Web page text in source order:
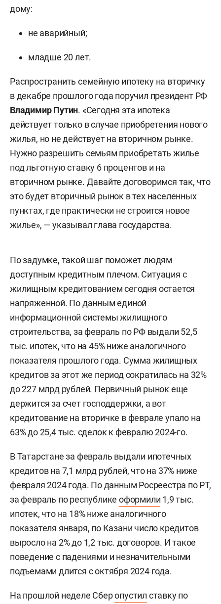
дому:
не аварийный;
младше 20 лет.
Распространить семейную ипотеку на вторичку
в декабре прошлого года поручил президент РФ
Владимир Путин. «Сегодня эта ипотека
действует только в случае приобретения нового
жилья, но не действует на вторичном рынке.
Нужно разрешить семьям приобретать жилье
под льготную ставку 6 процентов и на
вторичном рынке. Давайте договоримся так, что
это будет вторичный рынок в тех населенных
пунктах, где практически не строится новое
жилье», — указывал глава государства.
По задумке, такой шаг поможет людям
доступным кредитным плечом. Ситуация с
жилищным кредитованием сегодня остается
напряженной. По данным единой
информационной системы жилищного
строительства, за февраль по РФ выдали 52,5
тыс. ипотек, что на 45% ниже аналогичного
показателя прошлого года. Сумма жилищных
кредитов за этот же период сократилась на 32%
до 227 млрд рублей. Первичный рынок еще
держится за счет господдержки, а вот
кредитование на вторичке в феврале упало на
63% до 25,4 тыс. сделок к февралю 2024-го.
В Татарстане за февраль выдали ипотечных
кредитов на 7,1 млрд рублей, что на 37% ниже
февраля 2024 года. По данным Росреестра по РТ,
за февраль по республикеоформили 1,9 тыс.
ипотек, что на 18% ниже аналогичного
показателя января, по Казани число кредитов
выросло на 2% до 1,2 тыс. договоров. И такое
поведение с падениями и незначительными
подъемами длится с октября 2024 года.
На прошлой неделе Сберопустил ставку по